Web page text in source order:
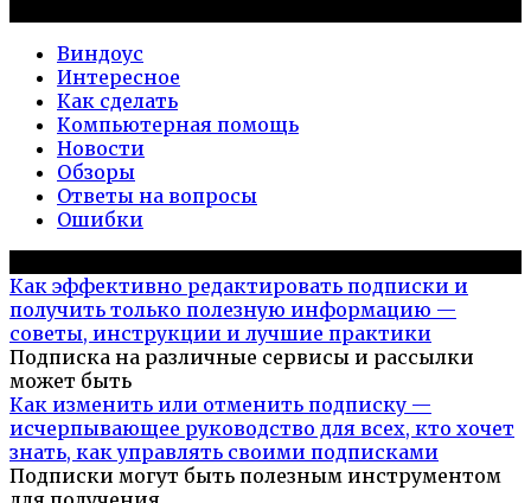
Виндоус
Интересное
Как сделать
Компьютерная помощь
Новости
Обзоры
Ответы на вопросы
Ошибки
Как эффективно редактировать подписки и
получить только полезную информацию —
советы, инструкции и лучшие практики
Подписка на различные сервисы и рассылки
может быть
Как изменить или отменить подписку —
исчерпывающее руководство для всех, кто хочет
знать, как управлять своими подписками
Подписки могут быть полезным инструментом